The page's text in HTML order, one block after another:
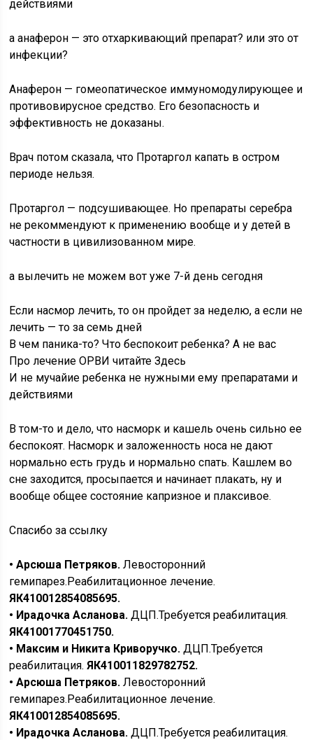
действиями
а анаферон — это отхаркивающий препарат? или это от
инфекции?
Анаферон — гомеопатическое иммуномодулирующее и
противовирусное средство. Его безопасность и
эффективность не доказаны.
Врач потом сказала, что Протаргол капать в остром
периоде нельзя.
Протаргол — подсушивающее. Но препараты серебра
не рекоммендуют к применению вообще и у детей в
частности в цивилизованном мире.
а вылечить не можем вот уже 7-й день сегодня
Если насмор лечить, то он пройдет за неделю, а если не
лечить — то за семь дней
В чем паника-то? Что беспокоит ребенка? А не вас
Про лечение ОРВИ читайте Здесь
И не мучайие ребенка не нужными ему препаратами и
действиями
В том-то и дело, что насморк и кашель очень сильно ее
беспокоят. Насморк и заложенность носа не дают
нормально есть грудь и нормально спать. Кашлем во
сне заходится, просыпается и начинает плакать, ну и
вообще общее состояние капризное и плаксивое.
Спасибо за ссылку
• Арсюша Петряков. Левосторонний
гемипарез.Реабилитационное лечение.
ЯК410012854085695.
• Ирадочка Асланова. ДЦП.Требуется реабилитация.
ЯК41001770451750.
• Максим и Никита Криворучко. ДЦП.Требуется
реабилитация.ЯК410011829782752.
• Арсюша Петряков. Левосторонний
гемипарез.Реабилитационное лечение.
ЯК410012854085695.
• Ирадочка Асланова. ДЦП.Требуется реабилитация.